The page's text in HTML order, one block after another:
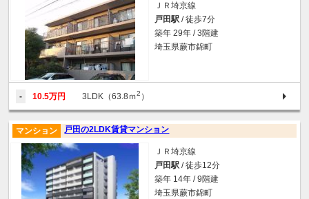
ＪＲ埼京線
戸田駅 / 徒歩7分
築年 29年 / 3階建
埼玉県蕨市錦町
- 10.5万円 3LDK（63.8ｍ2 ）
戸田の2LDK賃貸マンション
マンション
ＪＲ埼京線
戸田駅 / 徒歩12分
築年 14年 / 9階建
埼玉県蕨市錦町